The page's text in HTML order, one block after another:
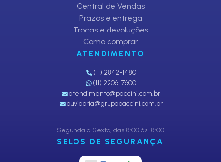
Central de Vendas
Prazos e entrega
Trocas e devoluções
Como comprar
ATENDIMENTO
(11) 2842-1480
(11) 2206-7600
atendimento@paccini.com.br
ouvidoria@grupopaccini.com.br
Segunda a Sexta, das 8:00 às 18:00
SELOS DE SEGURANÇA